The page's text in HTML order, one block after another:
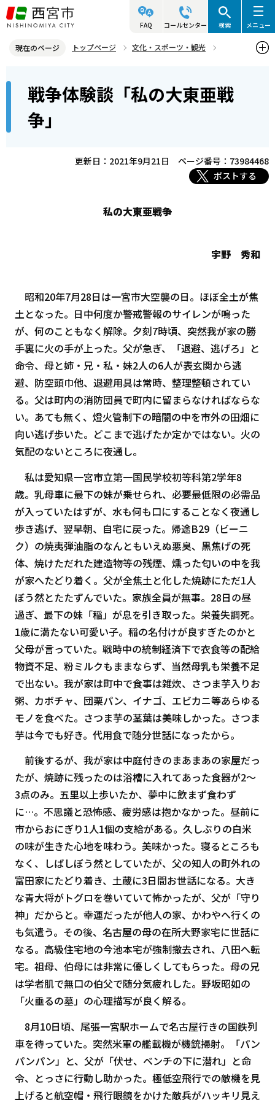
こ
の
ジ
頭
FAQ コールセンター 検索 メニュー
現在のページ トップページ
文化・スポーツ・観光
空襲・被爆体験
戦争体験談「私の大東亜戦争」
戦争体験談「私の大東亜戦
争」
更新日：2021年9月21日
ページ番号：73984468
ポストする
私の大東亜戦争
宇野 秀和
昭和20年7月28日は一宮市大空襲の日。ほぼ全土が焦
土となった。日中何度か警戒警報のサイレンが鳴った
が、何のこともなく解除。夕刻7時頃、突然我が家の勝
手裏に火の手が上った。父が急ぎ、「退避、逃げろ」と
命令、母と姉・兄・私・妹2人の6人が表玄関から逃
避、防空頭巾他、退避用具は常時、整理整頓されてい
る。父は町内の消防団員で町内に留まらなければならな
い。あても無く、燈火管制下の暗闇の中を市外の田畑に
向い逃げ歩いた。どこまで逃げたか定かではない。火の
気配のないところに夜通し。
私は愛知県一宮市立第一国民学校初等科第2学年8
歳。乳母車に最下の妹が乗せられ、必要最低限の必需品
が入っていたはずが、水も何も口にすることなく夜通し
歩き逃げ、翌早朝、自宅に戻った。帰途B29（ビーニ
ク）の焼夷弾油脂のなんともいえぬ悪臭、黒焦げの死
体、焼けただれた建造物等の残煙、燻った匂いの中を我
が家へたどり着く。父が全焦土と化した焼跡にただ1人
ぼう然とたたずんでいた。家族全員が無事。28日の昼
過ぎ、最下の妹「稲」が息を引き取った。栄養失調死。
1歳に満たない可愛い子。稲の名付けが良すぎたのかと
父母が言っていた。戦時中の統制経済下で衣食等の配給
物資不足、粉ミルクもままならず、当然母乳も栄養不足
で出ない。我が家は町中で食事は雑炊、さつま芋入りお
粥、カボチャ、団栗パン、イナゴ、エビカニ等あらゆる
モノを食べた。さつま芋の茎葉は美味しかった。さつま
芋は今でも好き。代用食で随分世話になったから。
前後するが、我が家は中庭付きのまあまあの家屋だっ
たが、焼跡に残ったのは浴槽に入れてあった食器が2～
3点のみ。五里以上歩いたか、夢中に飲まず食わず
に…。不思議と恐怖感、疲労感は抱かなかった。昼前に
市からおにぎり1人1個の支給がある。久しぶりの白米
の味が生きた心地を味わう。美味かった。寝るところも
なく、しばしぼう然としていたが、父の知人の町外れの
富田家にたどり着き、土蔵に3日間お世話になる。大き
な青大将がトグロを巻いていて怖かったが、父が「守り
神」だからと。幸運だったが他人の家、かわやへ行くの
も気遣う。その後、名古屋の母の在所大野家宅に世話に
なる。高級住宅地の今池本宅が強制撤去され、八田へ転
宅。祖母、伯母には非常に優しくしてもらった。母の兄
は学者肌で無口の伯父で随分気疲れした。野坂昭如の
「火垂るの墓」の心理描写が良く解る。
8月10日頃、尾張一宮駅ホームで名古屋行きの国鉄列
車を待っていた。突然米軍の艦載機が機銃掃射。「パン
パンパン」と、父が「伏せ、ベンチの下に潜れ」と命
令、とっさに行動し助かった。極低空飛行での敵機を見
上げると航空帽・飛行眼鏡をかけた敵兵がハッキリ見え